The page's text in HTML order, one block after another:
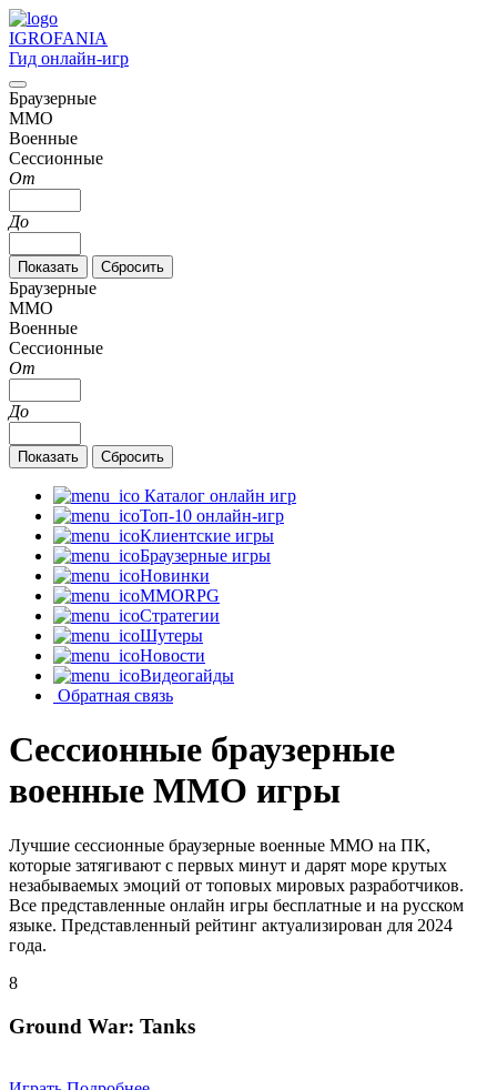
IGROFANIA
Гид онлайн-игр
Браузерные
MMO
Военные
Сессионные
От
До
Браузерные
MMO
Военные
Сессионные
От
До
Каталог онлайн игр
Топ-10 онлайн-игр
Клиентские игры
Браузерные игры
Новинки
MMORPG
Стратегии
Шутеры
Новости
Видеогайды
Обратная связь
Сессионные браузерные
военные MMO игры
Лучшие сессионные браузерные военные MMO на ПК,
которые затягивают с первых минут и дарят море крутых
незабываемых эмоций от топовых мировых разработчиков.
Все представленные онлайн игры бесплатные и на русском
языке. Представленный рейтинг актуализирован для 2024
года.
8
Ground War: Tanks